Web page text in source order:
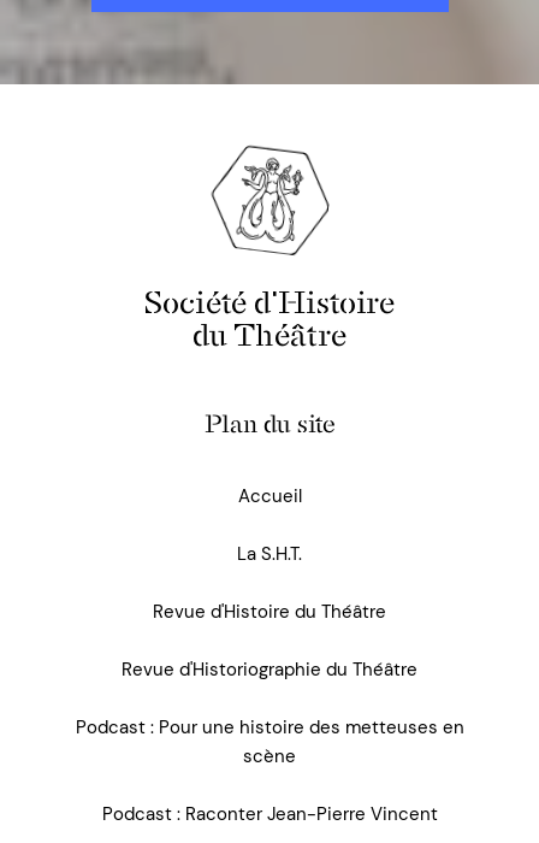
Société d'Histoire
du Théâtre
Plan du site
Accueil
La S.H.T.
Revue d'Histoire du Théâtre
Revue d'Historiographie du Théâtre
Podcast : Pour une histoire des metteuses en
scène
Podcast : Raconter Jean-Pierre Vincent